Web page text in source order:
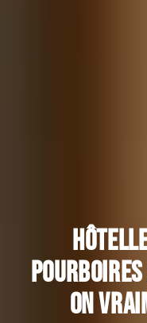
pourboires
on